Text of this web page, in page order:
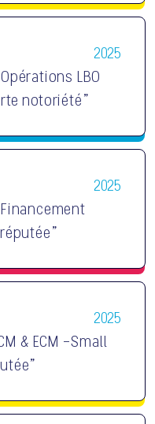
2025
LBO
notoriété"
2025
2025
& ECM -Small